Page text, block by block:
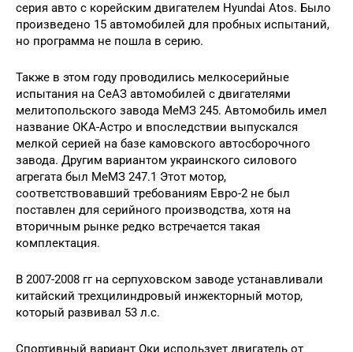
серия авто с корейским двигателем Hyundai Atos. Было
произведено 15 автомобилей для пробных испытаний,
но программа не пошла в серию.
Также в этом году проводились мелкосерийные
испытания на СеАЗ автомобилей с двигателями
мелитопольского завода МеМЗ 245. Автомобиль имел
название ОКА-Астро и впоследствии выпускался
мелкой серией на базе камовского автосборочного
завода. Другим вариантом украинского силового
агрегата был МеМЗ 247.1 Этот мотор,
соответствовавший требованиям Евро-2 не был
поставлен для серийного производства, хотя на
вторичным рынке редко встречается такая
комплектация.
В 2007-2008 гг на серпуховском заводе устанавливали
китайский трехцилиндровый инжекторный мотор,
который развивал 53 л.с.
Спортивный вариант Оки использует двигатель от